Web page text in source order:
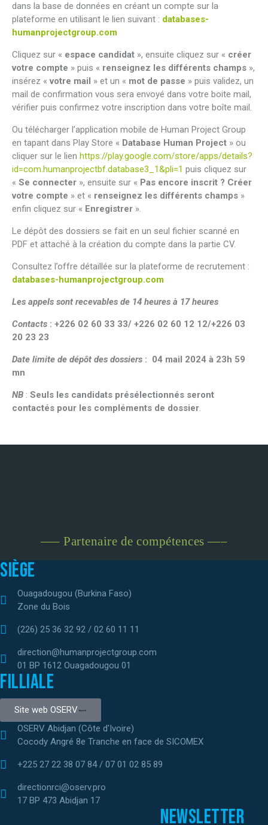
dans la base de données en créant un compte sur la
plateforme en utilisant le lien suivant : databases-
humanprojectgroup.com
Cliquez sur « espace candidat », ensuite cliquez sur « créer
votre compte » puis « renseignez les différents champs »,
insérez « votre mail » et un « mot de passe » puis validez, un
mail de confirmation vous sera envoyé dans votre boite mail,
vérifier puis confirmez votre inscription dans votre boîte mail.
Ou télécharger l’application mobile de Human Project Group
en tapant dans Play Store « Database Human Project » ou
cliquer sur le lien https://play.google.com/store/apps/details?
id=com.humanprojectbf.database3_1&pli=1 puis cliquez sur
« Se connecter », ensuite sur « Pas encore inscrit ? Créer
votre compte » et « renseignez les différents champs »
enfin cliquez sur « Enregistrer ».
Le dépôt des dossiers se fait en un seul fichier scanné en
PDF et attaché à la création du compte dans la partie CV.
Consultez l’offre détaillée sur la plateforme de recrutement :
databases-humanprojectgroup.com
Les appels sont recevables de 14 heures à 17 heures
Contacts : +226 02 60 33 33/ +226 02 60 12 12/+226 03
20 23 23
Date limite de dépôt des dossiers : 04 mail 2024 à 23h 59
mn
NB : Seuls les candidats présélectionnés seront
contactés pour les compléments de dossier.
—– Partenaire de compétences —–
Siège
Ouagadougou (Burkina Faso)
Zone du Bois
(226) 25 36 32 92 / 02 60 11 11
direction@humanprojectgroup.com
01 BP 1612 Ouagadougou 01
Filliale
Site web OSERV
OSERV Abidjan (Côte d'Ivoire)
Cocody Angré 8e Tranche en face de SICOMEX
+225 27 22 38 07 84 / 07 01 02 85 89
directionrci@oserv.pro
17 BP 473 Abidjan 17
Newsletter